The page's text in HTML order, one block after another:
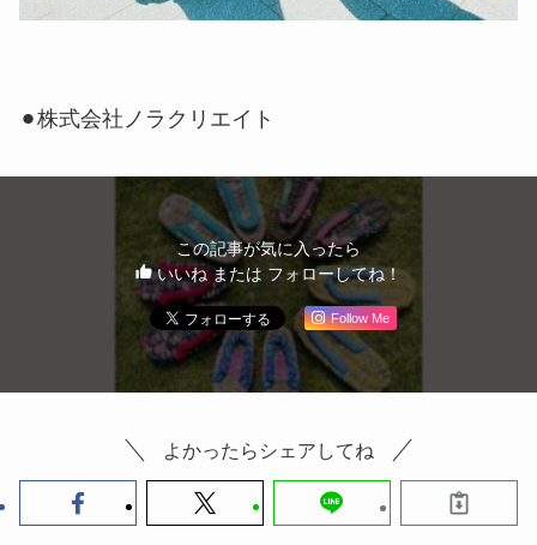
⚫︎株式会社ノラクリエイト
この記事が気に入ったら
いいね または フォローしてね！
Follow Me
よかったらシェアしてね